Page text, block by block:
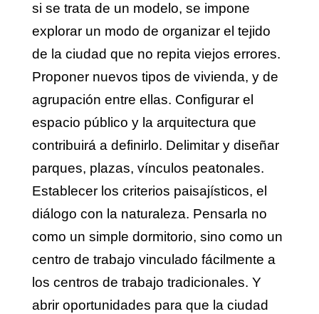
si se trata de un modelo, se impone
explorar un modo de organizar el tejido
de la ciudad que no repita viejos errores.
Proponer nuevos tipos de vivienda, y de
agrupación entre ellas. Configurar el
espacio público y la arquitectura que
contribuirá a definirlo. Delimitar y diseñar
parques, plazas, vínculos peatonales.
Establecer los criterios paisajísticos, el
diálogo con la naturaleza. Pensarla no
como un simple dormitorio, sino como un
centro de trabajo vinculado fácilmente a
los centros de trabajo tradicionales. Y
abrir oportunidades para que la ciudad